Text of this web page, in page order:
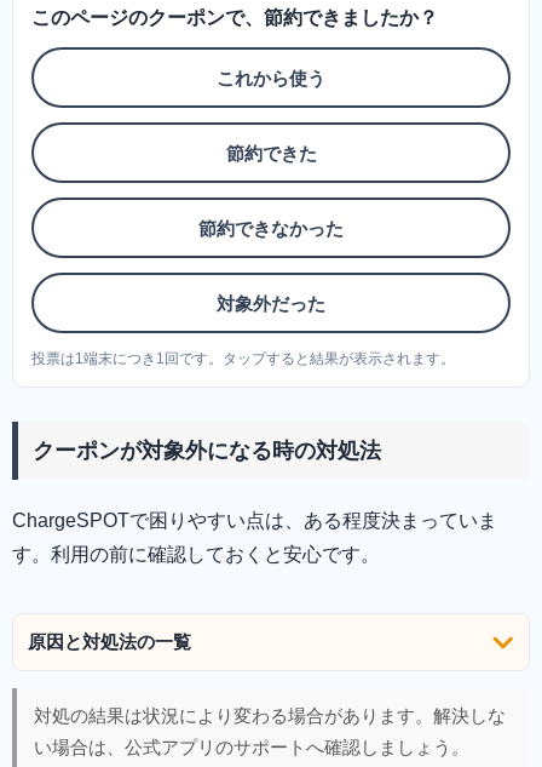
このページのクーポンで、節約できましたか？
これから使う
節約できた
節約できなかった
対象外だった
投票は1端末につき1回です。タップすると結果が表示されます。
クーポンが対象外になる時の対処法
ChargeSPOTで困りやすい点は、ある程度決まっていま
す。利用の前に確認しておくと安心です。
原因と対処法の一覧
対処の結果は状況により変わる場合があります。解決しな
い場合は、公式アプリのサポートへ確認しましょう。